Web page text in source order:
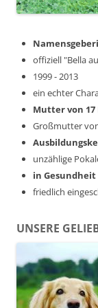
offiziell "Bella
1999 - 2013
ein echter
Mutter von
Großmutter
unzählige
in
friedlich
UNSERE